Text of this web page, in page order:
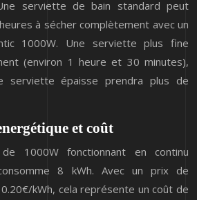
serviette de bain standard peut
à sécher complètement avec un
1000W. Une serviette plus fine
(environ 1 heure et 30 minutes),
serviette épaisse prendra plus de
et coût
1000W fonctionnant en continu
8 kWh. Avec un prix de
kWh, cela représente un coût de